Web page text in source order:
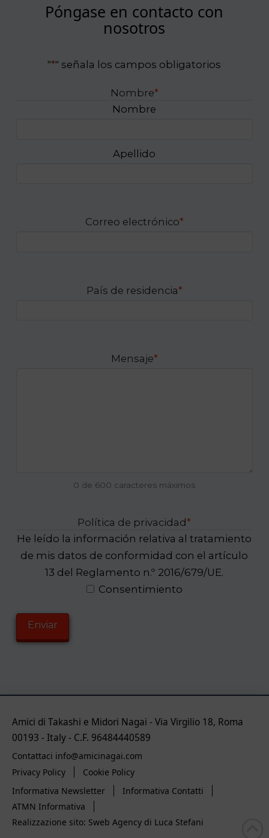
Póngase en contacto con
nosotros
"*" señala los campos obligatorios
Nombre*
Nombre
Apellido
Correo electrónico*
País de residencia*
Mensaje*
0 de 600 caracteres máximos
Política de privacidad*
He leído la información relativa al tratamiento
de mis datos de conformidad con el artículo
13 del Reglamento n.º 2016/679/UE.
Consentimiento
Amici di Takashi e Midori Nagai - Via Virgilio 18, Roma
00193 - Italy - C.F. 96484440589
Contattaci info@amicinagai.com
Privacy Policy
Cookie Policy
Informativa Newsletter
Informativa Contatti
ATMN Informativa
Realizzazione sito: Sweb Agency di Luca Stefani